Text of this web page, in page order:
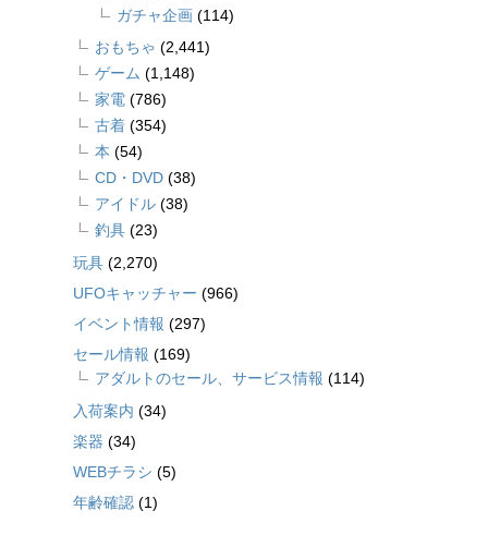
ガチャ企画 (114)
おもちゃ (2,441)
ゲーム (1,148)
家電 (786)
古着 (354)
本 (54)
CD・DVD (38)
アイドル (38)
釣具 (23)
玩具 (2,270)
UFOキャッチャー (966)
イベント情報 (297)
セール情報 (169)
アダルトのセール、サービス情報 (114)
入荷案内 (34)
楽器 (34)
WEBチラシ (5)
年齢確認 (1)